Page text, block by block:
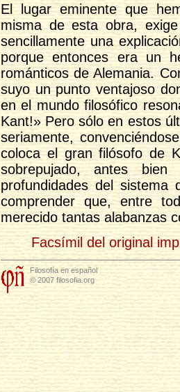
El lugar eminente que
misma de esta obra,
sencillamente una
porque entonces era un
románticos de Alemania.
suyo un punto ventajoso
en el mundo filosófico
Kant!» Pero sólo en estos
seriamente,
coloca el gran filósofo de
sobrepujado, antes
profundidades del sistema
comprender que, entre
merecido tantas alabanzas
Facsímil del original
Filosofía en español
© 2007 filosofia.org